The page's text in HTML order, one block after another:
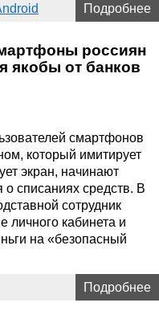
Подробнее
россиян
якобы от банков
смартфонов
который имитирует
экран, начинают
списаниях средств. В
сотрудник
личного кабинета и
на «безопасный
Подробнее